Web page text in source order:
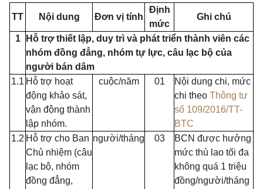
TT Nội dung Đơn vị tính
Định
mức
Ghi chú
1
Hỗ trợ thiết lập, duy trì và phát triển thành viên các
nhóm đồng đẳng, nhóm tự lực, câu lạc bộ của
người bán dâm
1.1 Hỗ trợ hoạt
động khảo sát,
vận động thành
lập nhóm.
cuộc/năm 01
Nội dung chi, mức
chi theo Thông tư
số 109/2016/TT-
BTC
1.2 Hỗ trợ cho Ban
Chủ nhiệm (câu
lạc bộ, nhóm
đồng đẳng,
người/tháng 03
BCN được hưởng
mức thù lao tối đa
không quá 1 triệu
đồng/người/tháng